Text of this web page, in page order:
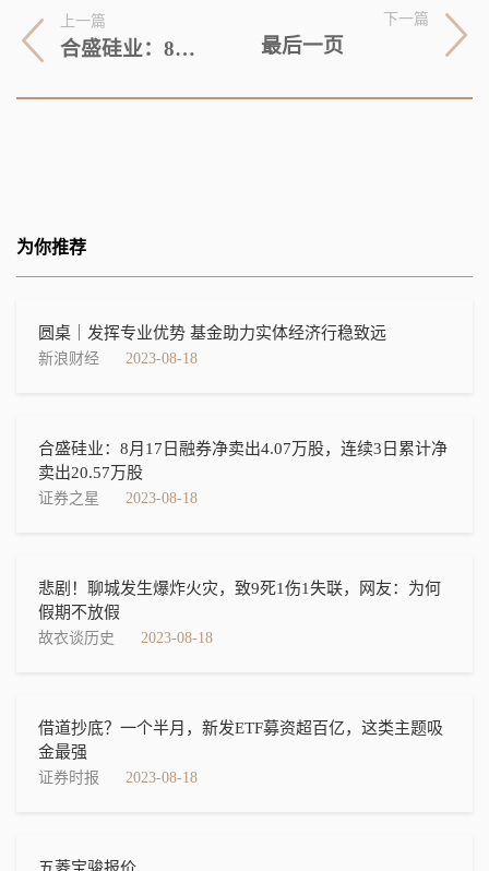
上一篇
合盛硅业：8月17日融券净卖出4.07万股，连续3日累计净卖出20.57万股
下一篇
最后一页
为你推荐
圆桌｜发挥专业优势 基金助力实体经济行稳致远
新浪财经 2023-08-18
合盛硅业：8月17日融券净卖出4.07万股，连续3日累计净
卖出20.57万股
证券之星 2023-08-18
悲剧！聊城发生爆炸火灾，致9死1伤1失联，网友：为何
假期不放假
故衣谈历史 2023-08-18
借道抄底？一个半月，新发ETF募资超百亿，这类主题吸
金最强
证券时报 2023-08-18